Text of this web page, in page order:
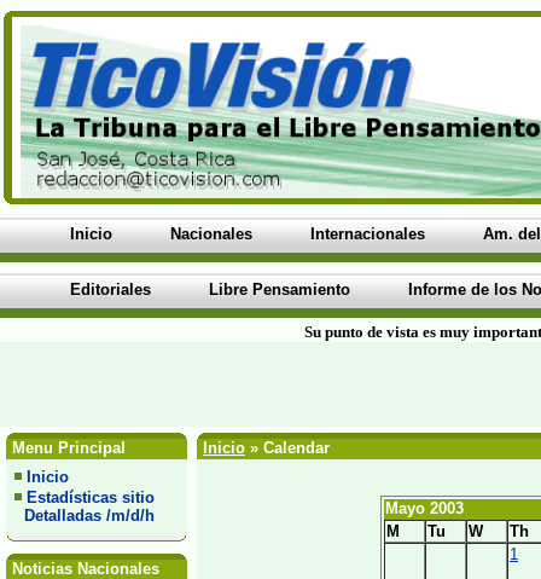
Inicio Nacionales Internacionales Am.
Editoriales Libre Pensamiento Informe de los
Su punto de vista es muy
Menu Principal
Inicio
Estadísticas sitio
Detalladas /m/d/h
Noticias Nacionales
Inicio » Calendar
Mayo 2003
M
Tu W
Th
1